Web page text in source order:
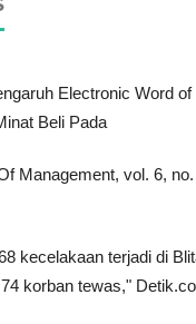
Electronic Word
Beli Pada
Management, vol. 6,
kecelakaan terjadi di
korban tewas,"